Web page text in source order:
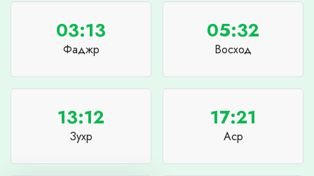
03:13
Фаджр
05:32
Восход
13:12
Зухр
17:21
Аср